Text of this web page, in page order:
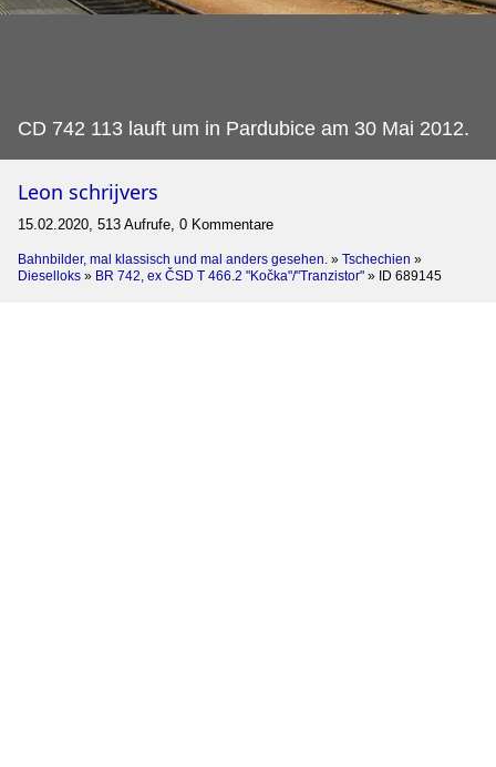
CD 742 113 lauft um in Pardubice am 30 Mai 2012.
Leon schrijvers
15.02.2020, 513 Aufrufe, 0 Kommentare
Bahnbilder, mal klassisch und mal anders gesehen. » Tschechien »
Dieselloks » BR 742, ex ČSD T 466.2 "Kočka"/"Tranzistor" » ID 689145